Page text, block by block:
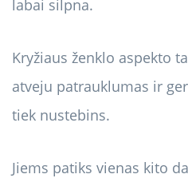
labai silpna.
Kryžiaus ženklo aspekto
atveju patrauklumas ir
tiek nustebins.
Jiems patiks vienas kito